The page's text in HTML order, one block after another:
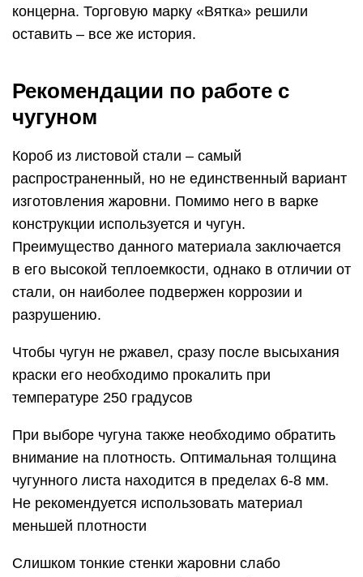
концерна. Торговую марку «Вятка» решили
оставить – все же история.
Рекомендации по работе с
чугуном
Короб из листовой стали – самый
распространенный, но не единственный вариант
изготовления жаровни. Помимо него в варке
конструкции используется и чугун.
Преимущество данного материала заключается
в его высокой теплоемкости, однако в отличии от
стали, он наиболее подвержен коррозии и
разрушению.
Чтобы чугун не ржавел, сразу после высыхания
краски его необходимо прокалить при
температуре 250 градусов
При выборе чугуна также необходимо обратить
внимание на плотность. Оптимальная толщина
чугунного листа находится в пределах 6-8 мм.
Не рекомендуется использовать материал
меньшей плотности
Слишком тонкие стенки жаровни слабо